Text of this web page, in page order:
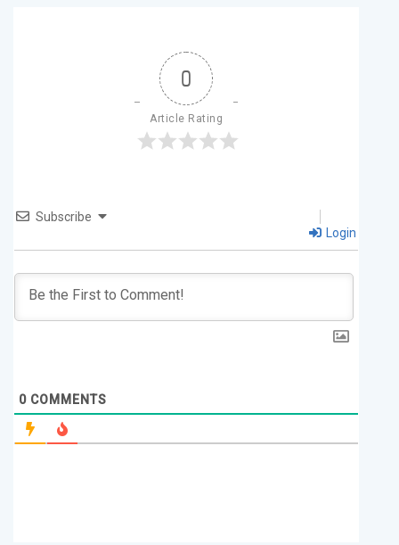
0
Article Rating
Subscribe
Login
0 COMMENTS